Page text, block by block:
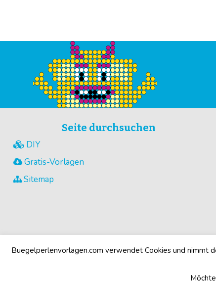
Seite durchsuchen
DIY
Gratis-Vorlagen
Sitemap
Buegelperlenvorlagen.com verwendet Cookies und nimmt